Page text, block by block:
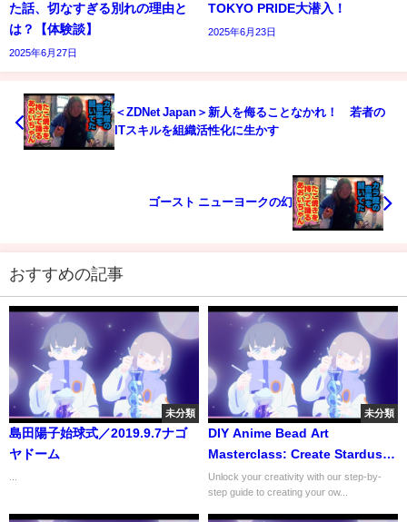
た話、切なすぎる別れの理由と
は？【体験談】
2025年6月27日
TOKYO PRIDE大潜入！
2025年6月23日
＜ZDNet Japan＞新人を侮ることなかれ！ 若者の
ITスキルを組織活性化に生かす
ゴースト ニューヨークの幻
おすすめの記事
未分類
島田陽子始球式／2019.9.7ナゴ
ヤドーム
...
未分類
DIY Anime Bead Art
Masterclass: Create Stardust
Telepath's Umika Konohoshi |
Trending Craft Tutorial
Unlock your creativity with our step-by-
step guide to creating your ow...